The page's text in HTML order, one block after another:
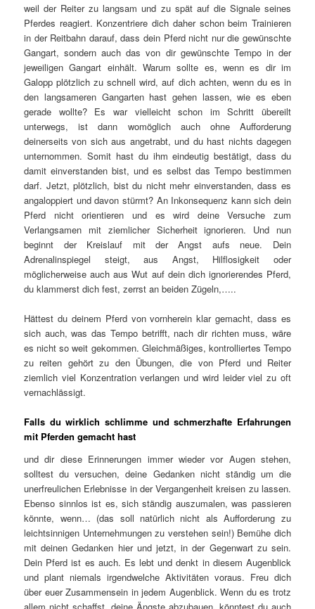
weil der Reiter zu langsam und zu spät auf die Signale seines
Pferdes reagiert. Konzentriere dich daher schon beim Trainieren
in der Reitbahn darauf, dass dein Pferd nicht nur die gewünschte
Gangart, sondern auch das von dir gewünschte Tempo in der
jeweiligen Gangart einhält. Warum sollte es, wenn es dir im
Galopp plötzlich zu schnell wird, auf dich achten, wenn du es in
den langsameren Gangarten hast gehen lassen, wie es eben
gerade wollte? Es war vielleicht schon im Schritt übereilt
unterwegs, ist dann womöglich auch ohne Aufforderung
deinerseits von sich aus angetrabt, und du hast nichts dagegen
unternommen. Somit hast du ihm eindeutig bestätigt, dass du
damit einverstanden bist, und es selbst das Tempo bestimmen
darf. Jetzt, plötzlich, bist du nicht mehr einverstanden, dass es
angaloppiert und davon stürmt? An Inkonsequenz kann sich dein
Pferd nicht orientieren und es wird deine Versuche zum
Verlangsamen mit ziemlicher Sicherheit ignorieren. Und nun
beginnt der Kreislauf mit der Angst aufs neue. Dein
Adrenalinspiegel steigt, aus Angst, Hilflosigkeit oder
möglicherweise auch aus Wut auf dein dich ignorierendes Pferd,
du klammerst dich fest, zerrst an beiden Zügeln,…..
Hättest du deinem Pferd von vornherein klar gemacht, dass es
sich auch, was das Tempo betrifft, nach dir richten muss, wäre
es nicht so weit gekommen. Gleichmäßiges, kontrolliertes Tempo
zu reiten gehört zu den Übungen, die von Pferd und Reiter
ziemlich viel Konzentration verlangen und wird leider viel zu oft
vernachlässigt.
Falls du wirklich schlimme und schmerzhafte Erfahrungen
mit Pferden gemacht hast
und dir diese Erinnerungen immer wieder vor Augen stehen,
solltest du versuchen, deine Gedanken nicht ständig um die
unerfreulichen Erlebnisse in der Vergangenheit kreisen zu lassen.
Ebenso sinnlos ist es, sich ständig auszumalen, was passieren
könnte, wenn… (das soll natürlich nicht als Aufforderung zu
leichtsinnigen Unternehmungen zu verstehen sein!) Bemühe dich
mit deinen Gedanken hier und jetzt, in der Gegenwart zu sein.
Dein Pferd ist es auch. Es lebt und denkt in diesem Augenblick
und plant niemals irgendwelche Aktivitäten voraus. Freu dich
über euer Zusammensein in jedem Augenblick. Wenn du es trotz